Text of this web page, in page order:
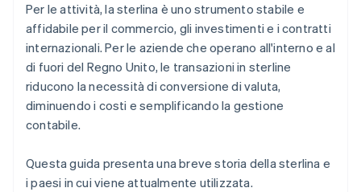
Per le attività, la sterlina è uno strumento stabile e
affidabile per il commercio, gli investimenti e i contratti
internazionali. Per le aziende che operano all'interno e al
di fuori del Regno Unito, le transazioni in sterline
riducono la necessità di conversione di valuta,
diminuendo i costi e semplificando la gestione
contabile.
Questa guida presenta una breve storia della sterlina e
i paesi in cui viene attualmente utilizzata.